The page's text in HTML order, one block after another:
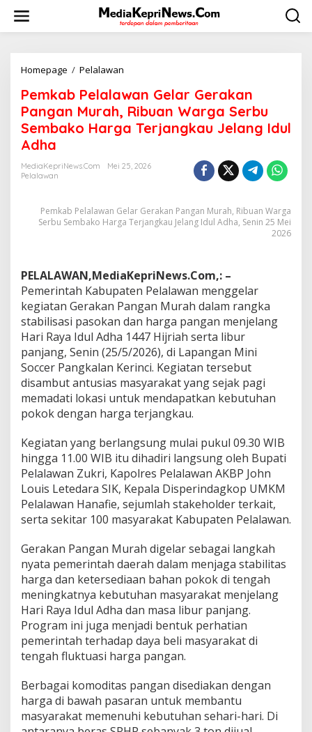
w
Homepage / Pelalawan
m
k
a
b
l
a
w
e
l
a
r
G
e
r
a
k
a
n
P
a
g
a
n
M
u
r
a
R
i
b
u
a
n
a
r
a
S
r
Pemkab Pelalawan Gelar Gerakan
Pangan Murah, Ribuan Warga Serbu
Sembako Harga Terjangkau Jelang Idul
Adha
MediaKepriNews.com
Mei 25, 2026
Pelalawan
Pemkab Pelalawan Gelar Gerakan Pangan Murah, Ribuan Warga
Serbu Sembako Harga Terjangkau Jelang Idul Adha, Senin 25 Mei
2026
PELALAWAN,MediaKepriNews.Com,: –
Pemerintah Kabupaten Pelalawan menggelar
kegiatan Gerakan Pangan Murah dalam rangka
stabilisasi pasokan dan harga pangan menjelang
Hari Raya Idul Adha 1447 Hijriah serta libur
panjang, Senin (25/5/2026), di Lapangan Mini
Soccer Pangkalan Kerinci. Kegiatan tersebut
disambut antusias masyarakat yang sejak pagi
memadati lokasi untuk mendapatkan kebutuhan
pokok dengan harga terjangkau.
Kegiatan yang berlangsung mulai pukul 09.30 WIB
hingga 11.00 WIB itu dihadiri langsung oleh Bupati
Pelalawan Zukri, Kapolres Pelalawan AKBP John
Louis Letedara SIK, Kepala Disperindagkop UMKM
Pelalawan Hanafie, sejumlah stakeholder terkait,
serta sekitar 100 masyarakat Kabupaten Pelalawan.
Gerakan Pangan Murah digelar sebagai langkah
nyata pemerintah daerah dalam menjaga stabilitas
harga dan ketersediaan bahan pokok di tengah
meningkatnya kebutuhan masyarakat menjelang
Hari Raya Idul Adha dan masa libur panjang.
Program ini juga menjadi bentuk perhatian
pemerintah terhadap daya beli masyarakat di
tengah fluktuasi harga pangan.
Berbagai komoditas pangan disediakan dengan
harga di bawah pasaran untuk membantu
masyarakat memenuhi kebutuhan sehari-hari. Di